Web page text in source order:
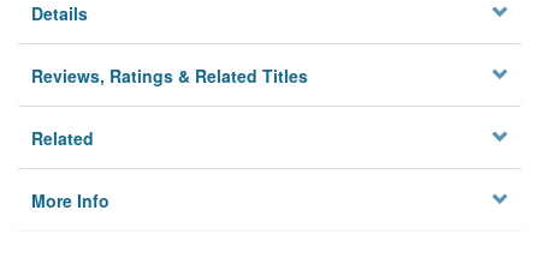
Details
Reviews, Ratings & Related Titles
Related
More Info